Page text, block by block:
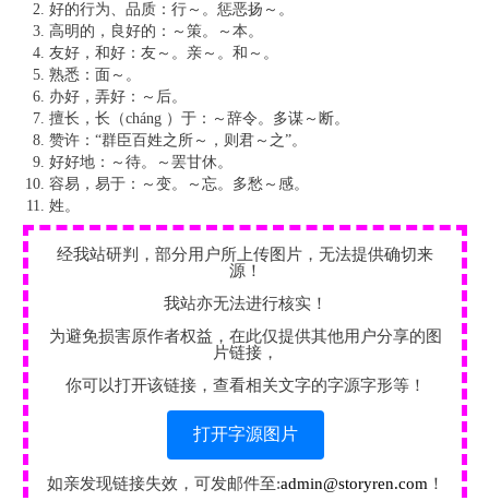
好的行为、品质：行～。惩恶扬～。
高明的，良好的：～策。～本。
友好，和好：友～。亲～。和～。
熟悉：面～。
办好，弄好：～后。
擅长，长（cháng ）于：～辞令。多谋～断。
赞许：“群臣百姓之所～，则君～之”。
好好地：～待。～罢甘休。
容易，易于：～变。～忘。多愁～感。
姓。
经我站研判，部分用户所上传图片，无法提供确切来
源！
我站亦无法进行核实！
为避免损害原作者权益，在此仅提供其他用户分享的图
片链接，
你可以打开该链接，查看相关文字的字源字形等！
打开字源图片
如亲发现链接失效，可发邮件至:admin@storyren.com ！